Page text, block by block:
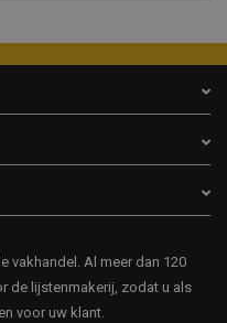
vakhandel. Al meer dan 120
de lijstenmakerij, zodat u als
voor uw klant.